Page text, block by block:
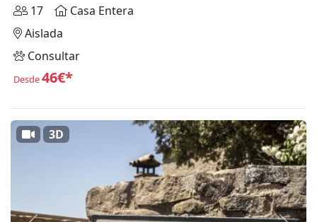
17
Casa Entera
Aislada
Consultar
Desde46€*
3D